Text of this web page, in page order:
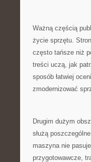
Ważną częścią
życie sprzętu.
często tańsze niż
treści uczą, jak
sposób łatwiej
zmodernizować
Drugim dużym
służą
maszyna nie
przygotowawcze,